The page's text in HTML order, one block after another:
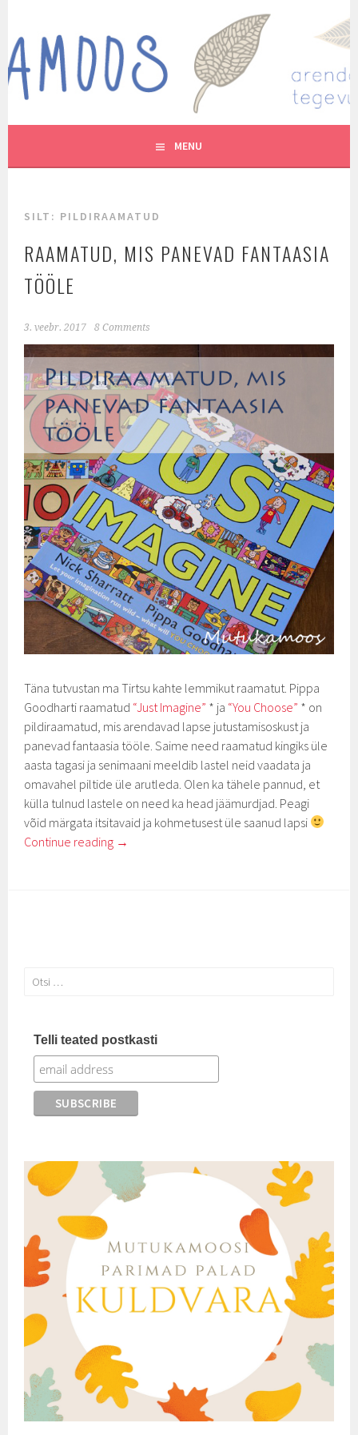
content
MUTUKAMOOS
ARENDAVAID TEGEVUSI LASTEGA
MENU
SILT: PILDIRAAMATUD
RAAMATUD, MIS PANEVAD FANTAASIA
TÖÖLE
3. veebr. 2017 8 Comments
Täna tutvustan ma Tirtsu kahte lemmikut raamatut. Pippa
Goodharti raamatud “Just Imagine” * ja “You Choose” * on
pildiraamatud, mis arendavad lapse jutustamisoskust ja
panevad fantaasia tööle. Saime need raamatud kingiks üle
aasta tagasi ja senimaani meeldib lastel neid vaadata ja
omavahel piltide üle arutleda. Olen ka tähele pannud, et
külla tulnud lastele on need ka head jäämurdjad. Peagi
võid märgata itsitavaid ja kohmetusest üle saanud lapsi
Continue reading →
Otsi:
Telli teated postkasti